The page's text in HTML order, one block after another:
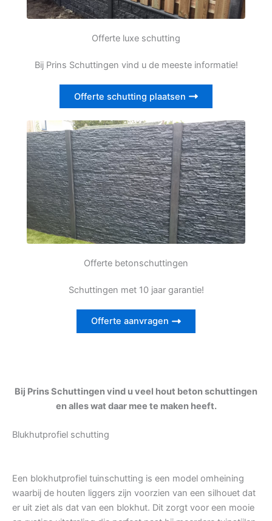
Offerte luxe schutting
Bij Prins Schuttingen vind u de meeste informatie!
Offerte schutting plaatsen
Offerte betonschuttingen
Schuttingen met 10 jaar garantie!
Offerte aanvragen
Bij Prins Schuttingen vind u veel hout beton schuttingen
en alles wat daar mee te maken heeft.
Blukhutprofiel schutting
Een blokhutprofiel tuinschutting is een model omheining
waarbij de houten liggers zijn voorzien van een silhouet dat
er uit ziet als dat van een blokhut. Dit zorgt voor een mooie